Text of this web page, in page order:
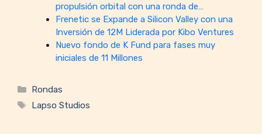
propulsión orbital con una ronda de…
Frenetic se Expande a Silicon Valley con una
Inversión de 12M Liderada por Kibo Ventures
Nuevo fondo de K Fund para fases muy
iniciales de 11 Millones
Categorías
Rondas
Etiquetas
Lapso Studios